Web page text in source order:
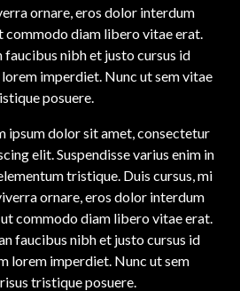
ornare, eros dolor interdum
commodo diam libero vitae erat.
faucibus nibh et justo cursus id
imperdiet. Nunc ut sem vitae
posuere.
ipsum dolor sit amet, consectetur
elit. Suspendisse varius enim in
tristique. Duis cursus, mi
ornare, eros dolor interdum
ut commodo diam libero vitae erat.
faucibus nibh et justo cursus id
lorem imperdiet. Nunc ut sem
tristique posuere.